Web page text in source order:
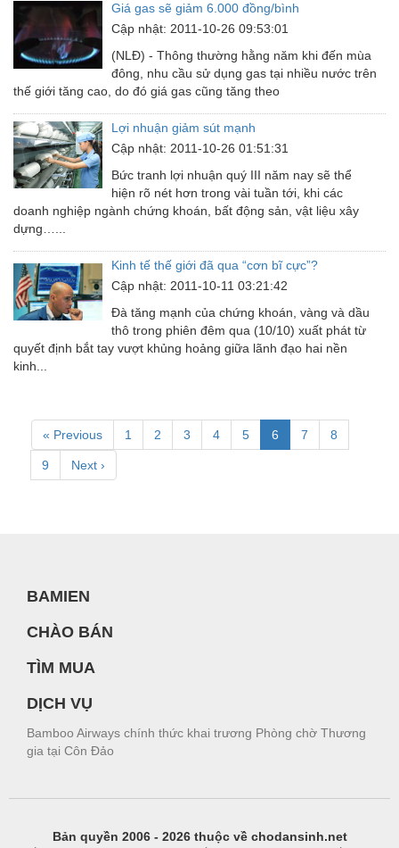
Giá gas sẽ giảm 6.000 đồng/bình
Cập nhật: 2011-10-26 09:53:01
(NLĐ) - Thông thường hằng năm khi đến mùa
đông, nhu cầu sử dụng gas tại nhiều nước trên
thế giới tăng cao, do đó giá gas cũng tăng theo
Lợi nhuận giảm sút mạnh
Cập nhật: 2011-10-26 01:51:31
Bức tranh lợi nhuận quý III năm nay sẽ thể
hiện rõ nét hơn trong vài tuần tới, khi các
doanh nghiệp ngành chứng khoán, bất động sản, vật liệu xây
dựng…...
Kinh tế thế giới đã qua “cơn bĩ cực”?
Cập nhật: 2011-10-11 03:21:42
Đà tăng mạnh của chứng khoán, vàng và dầu
thô trong phiên đêm qua (10/10) xuất phát từ
quyết định bắt tay vượt khủng hoảng giữa lãnh đạo hai nền
kinh...
« Previous 1 2 3 4 5 6 7 8
9 Next ›
BAMIEN
CHÀO BÁN
TÌM MUA
DỊCH VỤ
Bamboo Airways chính thức khai trương Phòng chờ Thương
gia tại Côn Đảo
Bản quyền 2006 - 2026 thuộc về chodansinh.net